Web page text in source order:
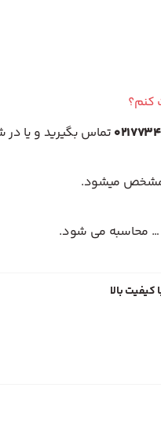
کنم؟
تماس بگیرید و یا در
مشخص میشود.
… محاسبه می شود.
کیفیت بالا